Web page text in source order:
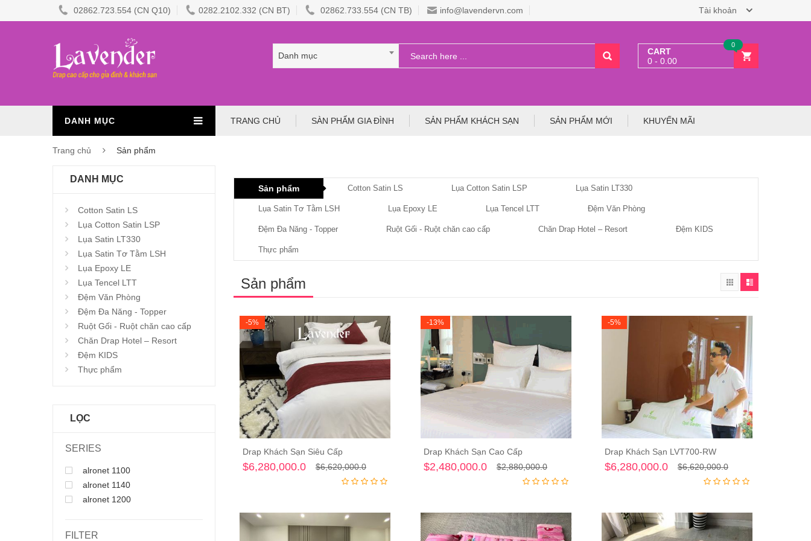
02862.723.554 (CN Q10) 0282.2102.332 (CN BT) 02862.733.554 (CN TB) info@lavendervn.com Tài khoản
Danh mục
CART
0 - 0.00
0
DANH MỤC TRANG CHỦ SÀN PHẨM GIA ĐÌNH SẢN PHẨM KHÁCH SẠN SẢN PHẨM MỚI KHUYẾN MÃI
Trang chủ Sản phẩm
DANH MỤC
Cotton Satin LS
Lụa Cotton Satin LSP
Lụa Satin LT330
Lụa Satin Tơ Tằm LSH
Lụa Epoxy LE
Lụa Tencel LTT
Đệm Văn Phòng
Đệm Đa Năng - Topper
Ruột Gối - Ruột chăn cao cấp
Chăn Drap Hotel – Resort
Đệm KIDS
Thực phẩm
LỌC
SERIES
alronet 1100
alronet 1140
alronet 1200
FILTER
Sản phẩm Cotton Satin LS Lụa Cotton Satin LSP Lụa Satin LT330
Lụa Satin Tơ Tằm LSH Lụa Epoxy LE Lụa Tencel LTT Đệm Văn Phòng
Đệm Đa Năng - Topper Ruột Gối - Ruột chăn cao cấp Chăn Drap Hotel – Resort Đệm KIDS
Thực phẩm
Sản phẩm
Thêm vào giỏ hàng
-5%
Drap Khách Sạn Siêu Cấp
$6,280,000.0 $6,620,000.0
Thêm vào giỏ hàng
-13%
Drap Khách Sạn Cao Cấp
$2,480,000.0 $2,880,000.0
Thêm vào giỏ hàng
-5%
Drap Khách Sạn LVT700-RW
$6,280,000.0 $6,620,000.0